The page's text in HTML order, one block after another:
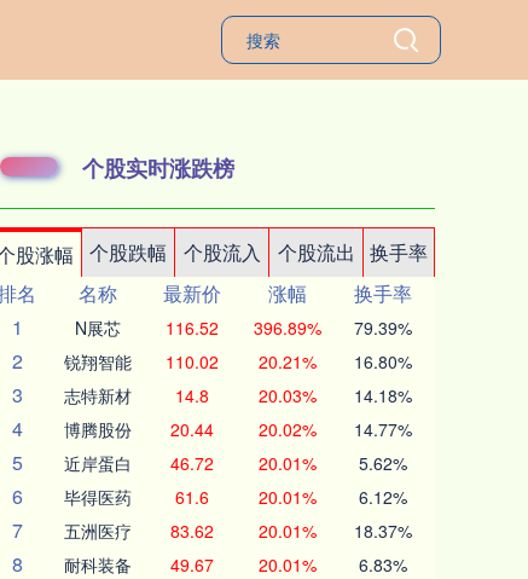
个股实时涨跌榜
股涨幅 个股跌幅 个股流入 个股流出
换手率
名
名称 最新价 涨幅
换手率
1
N展芯 116.52 396.89% 79.39%
2 锐翔智能 110.02 20.21% 16.80%
3 志特新材 14.8 20.03% 14.18%
4 博腾股份 20.44 20.02% 14.77%
5 近岸蛋白 46.72 20.01% 5.62%
6 毕得医药 61.6 20.01% 6.12%
7 五洲医疗 83.62 20.01% 18.37%
8 耐科装备 49.67 20.01% 6.83%